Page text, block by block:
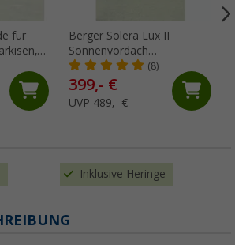
für
cm (2
Berger Solera Lux II
Sonnenvordach
Vorderwand (Größe 13),
Umlaufmaß 911 - 940 cm
(8)
399,- €
UVP 489,- €
Inklusive Heringe